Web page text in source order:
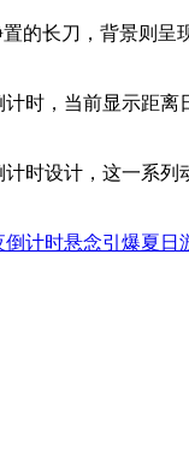
的长刀，背景
时，当前显示距
时设计，这一系
计时悬念引爆夏日